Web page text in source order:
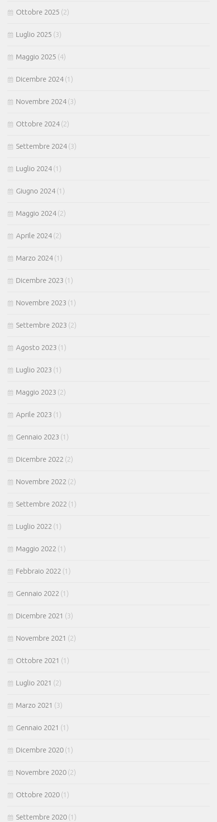
Ottobre 2025 (2)
Luglio 2025 (3)
Maggio 2025 (4)
Dicembre 2024 (1)
Novembre 2024 (3)
Ottobre 2024 (2)
Settembre 2024 (3)
Luglio 2024 (1)
Giugno 2024 (1)
Maggio 2024 (2)
Aprile 2024 (2)
Marzo 2024 (1)
Dicembre 2023 (1)
Novembre 2023 (1)
Settembre 2023 (2)
Agosto 2023 (1)
Luglio 2023 (1)
Maggio 2023 (2)
Aprile 2023 (1)
Gennaio 2023 (1)
Dicembre 2022 (2)
Novembre 2022 (2)
Settembre 2022 (1)
Luglio 2022 (1)
Maggio 2022 (1)
Febbraio 2022 (1)
Gennaio 2022 (1)
Dicembre 2021 (3)
Novembre 2021 (2)
Ottobre 2021 (1)
Luglio 2021 (2)
Marzo 2021 (3)
Gennaio 2021 (1)
Dicembre 2020 (1)
Novembre 2020 (2)
Ottobre 2020 (1)
Settembre 2020 (1)